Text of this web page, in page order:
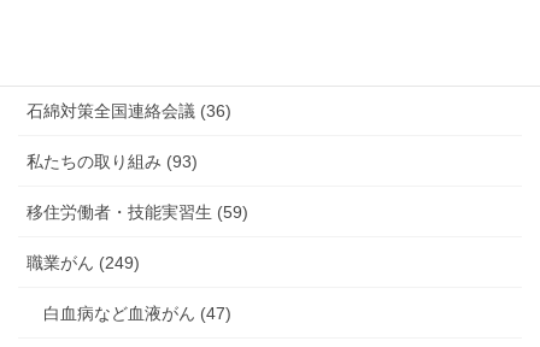
石綿対策全国連絡会議 (36)
私たちの取り組み (93)
移住労働者・技能実習生 (59)
職業がん (249)
白血病など血液がん (47)